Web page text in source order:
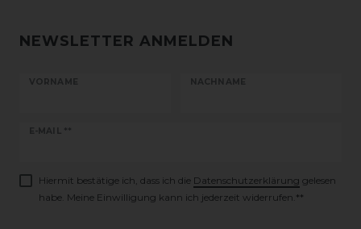
NEWSLETTER ANMELDEN
VORNAME NACHNAME
E-MAIL **
Newsletter
Hiermit bestätige ich, dass ich die Daten­schutz­erklärung gelesen
habe. Meine Einwilligung kann ich jederzeit widerrufen.**